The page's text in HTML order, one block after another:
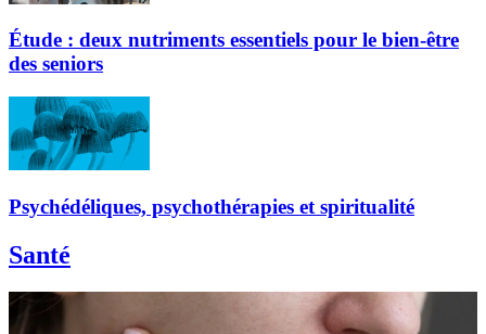
Étude : deux nutriments essentiels pour le bien-être
des seniors
Psychédéliques, psychothérapies et spiritualité
Santé